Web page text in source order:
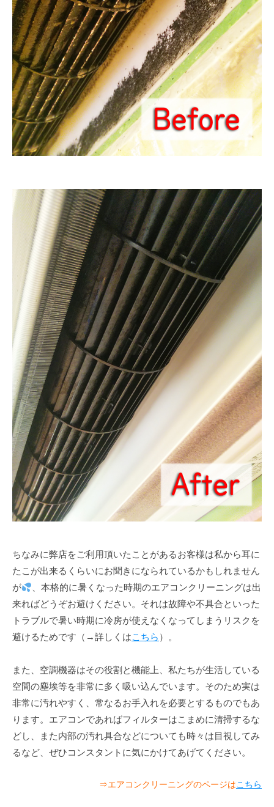
ちなみに弊店をご利用頂いたことがあるお客様は私から耳に
たこが出来るくらいにお聞きになられているかもしれません
が
、本格的に暑くなった時期のエアコンクリーニングは出
来ればどうぞお避けください。それは故障や不具合といった
トラブルで暑い時期に冷房が使えなくなってしまうリスクを
避けるためです（→詳しくはこちら ）。
また、空調機器はその役割と機能上、私たちが生活している
空間の塵埃等を非常に多く吸い込んでいます。そのため実は
非常に汚れやすく、常なるお手入れを必要とするものでもあ
ります。エアコンであればフィルターはこまめに清掃するな
どし、また内部の汚れ具合などについても時々は目視してみ
るなど、ぜひコンスタントに気にかけてあげてください。
⇒エアコンクリーニングのページはこちら